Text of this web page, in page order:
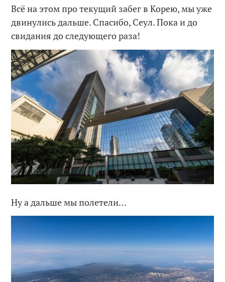
Всё на этом про текущий забег в Корею, мы уже
двинулись дальше. Спасибо, Сеул. Пока и до
свидания до следующего раза!
Ну а дальше мы полетели…